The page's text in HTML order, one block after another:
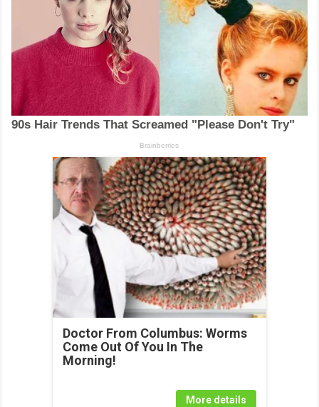
Doctor From Columbus: Worms
Come Out Of You In The
Morning!
More details